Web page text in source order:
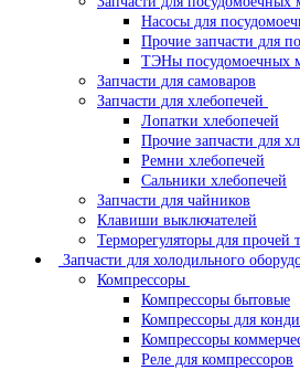
Насосы для
Прочие запчасти для
ТЭНы посудомоечных
Запчасти для самоваров
Запчасти для хлебопечей
Лопатки хлебопечей
Прочие запчасти для
Ремни хлебопечей
Сальники хлебопечей
Запчасти для чайников
Клавиши выключателей
Терморегуляторы для прочей
Запчасти для холодильного
Компрессоры
Компрессоры бытовые
Компрессоры для
Компрессоры
Реле для компрессоров